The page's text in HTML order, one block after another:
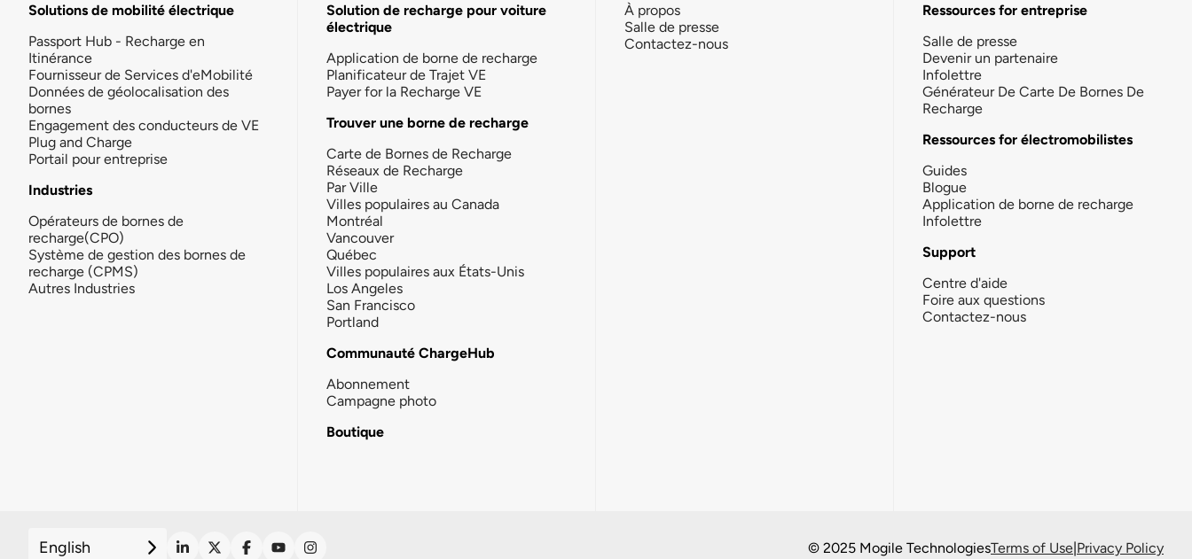
Solutions de mobilité électrique
Passport Hub - Recharge en
Itinérance
Fournisseur de Services d'eMobilité
Données de géolocalisation des
bornes
Engagement des conducteurs de VE
Plug and Charge
Portail pour entreprise
Industries
Opérateurs de bornes de
recharge(CPO)
Système de gestion des bornes de
recharge (CPMS)
Autres Industries
Solution de recharge pour voiture
électrique
Application de borne de recharge
Planificateur de Trajet VE
Payer for la Recharge VE
Trouver une borne de recharge
Carte de Bornes de Recharge
Réseaux de Recharge
Par Ville
Villes populaires au Canada
Montréal
Vancouver
Québec
Villes populaires aux États-Unis
Los Angeles
San Francisco
Portland
Communauté ChargeHub
Abonnement
Campagne photo
Boutique
À propos
Salle de presse
Contactez-nous
Ressources for entreprise
Salle de presse
Devenir un partenaire
Infolettre
Générateur De Carte De Bornes De
Recharge
Ressources for électromobilistes
Guides
Blogue
Application de borne de recharge
Infolettre
Support
Centre d'aide
Foire aux questions
Contactez-nous
English © 2025 Mogile TechnologiesTerms of Use|Privacy Policy